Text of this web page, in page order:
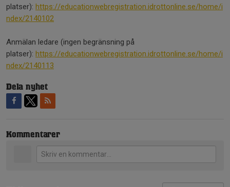
platser): https://educationwebregistration.idrottonline.se/home/i
ndex/2140102
Anmälan ledare (ingen begränsning på
platser): https://educationwebregistration.idrottonline.se/home/i
ndex/2140113
Dela nyhet
Kommentarer